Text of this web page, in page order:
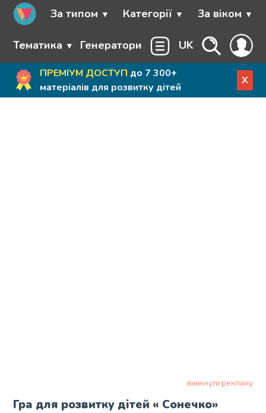
За типом Категорії За віком
Тематика Генератори UK
ПРЕМІУМ ДОСТУП до 7 300+
матеріалів для розвитку дітей
X
вимкнути рекламу
Гра для розвитку дітей « Сонечко»